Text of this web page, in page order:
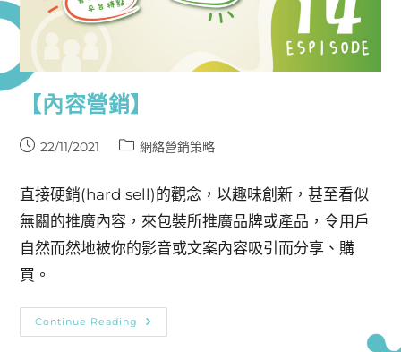
【內容營銷】
22/11/2021 網絡營銷策略
直接硬銷(hard sell)的觀念，以趣味創新，甚至看似
無關的推廣內容，來包裝所推廣品牌或產品，令用戶
自然而然地被你的影音或文案內容吸引而分享、購
買。
Continue Reading